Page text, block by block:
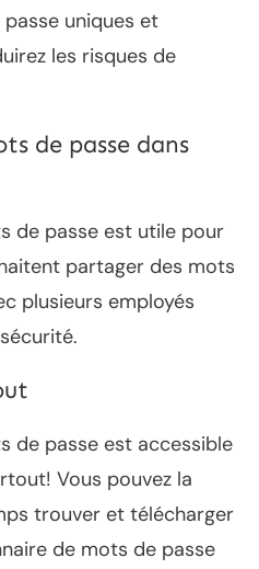
uniques et
les risques de
de passe dans
de passe est utile pour
partager des mots
plusieurs employés
de passe est accessible
Vous pouvez la
trouver et télécharger
de mots de passe